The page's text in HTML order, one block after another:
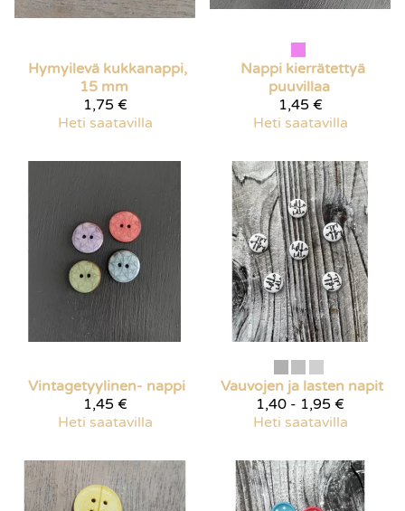
Hymyilevä kukkanappi,
15 mm
1,75 €
Heti saatavilla
Nappi kierrätettyä
puuvillaa
1,45 €
Heti saatavilla
Vintagetyylinen- nappi
1,45 €
Heti saatavilla
Vauvojen ja lasten napit
1,40 - 1,95 €
Heti saatavilla